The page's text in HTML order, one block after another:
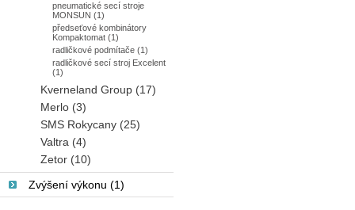
pneumatické secí stroje
MONSUN (1)
předseťové kombinátory
Kompaktomat (1)
radličkové podmítače (1)
radličkové secí stroj Excelent
(1)
Kverneland Group (17)
Merlo (3)
SMS Rokycany (25)
Valtra (4)
Zetor (10)
Zvýšení výkonu (1)